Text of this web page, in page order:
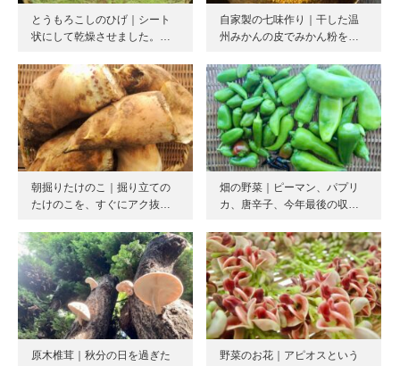
とうもろこしのひげ｜シート
状にして乾燥させました。…
自家製の七味作り｜干した温
州みかんの皮でみかん粉を…
朝掘りたけのこ｜掘り立ての
たけのこを、すぐにアク抜…
畑の野菜｜ピーマン、パプリ
カ、唐辛子、今年最後の収…
原木椎茸｜秋分の日を過ぎた 野菜のお花｜アピオスという